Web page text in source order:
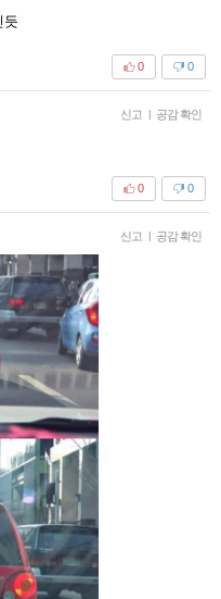
듯
0
0
신고 | 공감 확인
0
0
신고 | 공감 확인